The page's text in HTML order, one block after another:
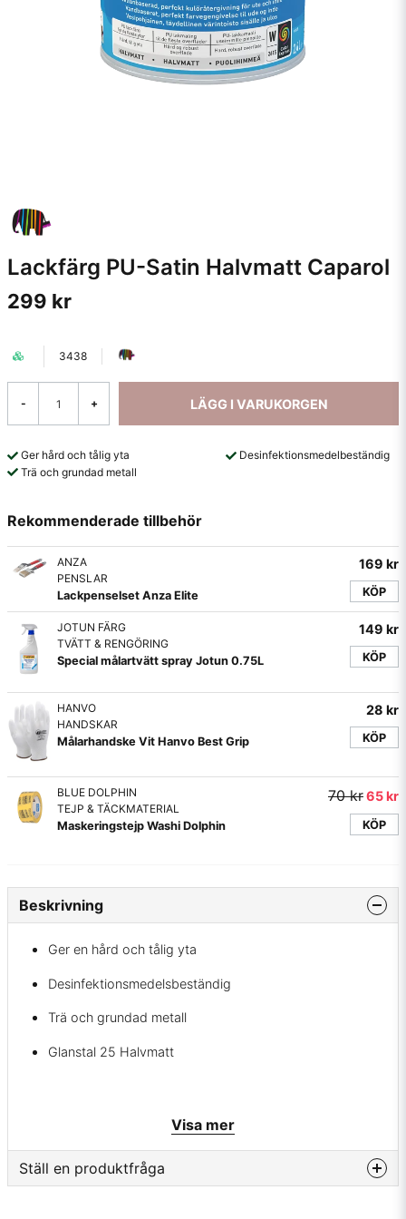
Lackfärg PU-Satin Halvmatt Caparol
299 kr
3438
- + LÄGG I VARUKORGEN
Ger hård och tålig yta
Desinfektionsmedelbeständig
Trä och grundad metall
Rekommenderade tillbehör
ANZA
PENSLAR
Lackpenselset Anza Elite
169 kr
KÖP
JOTUN FÄRG
TVÄTT & RENGÖRING
Special målartvätt spray Jotun 0.75L
149 kr
KÖP
HANVO
HANDSKAR
Målarhandske Vit Hanvo Best Grip
28 kr
KÖP
BLUE DOLPHIN
TEJP & TÄCKMATERIAL
Maskeringstejp Washi Dolphin
70 kr65 kr
KÖP
Beskrivning
Ger en hård och tålig yta
Desinfektionsmedelsbeständig
Trä och grundad metall
Glanstal 25 Halvmatt
Vattenspädbar polyuretanförstärkt lackfärg.
För målning av dörrar, lister, hyllor, foder, möbler mm
inomhus. Ger en hård och slitstark yta som är lätt att hålla
Visa mer
Ställ en produktfråga